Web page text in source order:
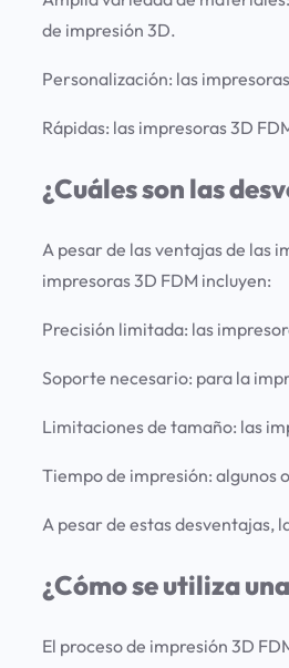
de impresión 3D.
Personalización: las
Rápidas: las impresoras 3D
¿Cuáles son las
A pesar de las ventajas de las
impresoras 3D FDM incluyen:
Precisión limitada: las
Soporte necesario: para la
Limitaciones de tamaño: las
Tiempo de impresión: algunos
A pesar de estas desventajas,
¿Cómo se utiliza
El proceso de impresión 3D